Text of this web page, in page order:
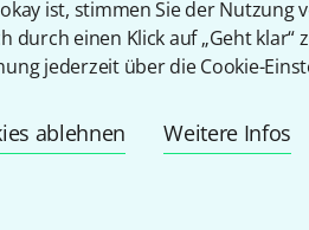
ist, stimmen Sie der Nutzung
durch einen Klick auf „Geht klar“
jederzeit über die Cookie-
ablehnen Weitere Infos
gewusst?
Ratgeber